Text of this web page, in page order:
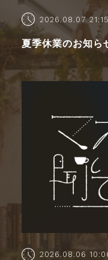
2026.08.07 21:15
夏季休業のお知ら
2026.08.06